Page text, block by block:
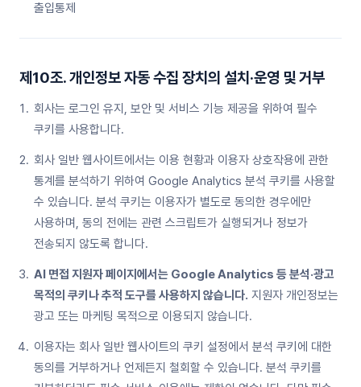
출입통제
제10조. 개인정보 자동 수집 장치의 설치·운영 및 거부
회사는 로그인 유지, 보안 및 서비스 기능 제공을 위하여 필수
쿠키를 사용합니다.
회사 일반 웹사이트에서는 이용 현황과 이용자 상호작용에 관한
통계를 분석하기 위하여 Google Analytics 분석 쿠키를 사용할
수 있습니다. 분석 쿠키는 이용자가 별도로 동의한 경우에만
사용하며, 동의 전에는 관련 스크립트가 실행되거나 정보가
전송되지 않도록 합니다.
AI 면접 지원자 페이지에서는 Google Analytics 등 분석·광고
목적의 쿠키나 추적 도구를 사용하지 않습니다. 지원자 개인정보는
광고 또는 마케팅 목적으로 이용되지 않습니다.
이용자는 회사 일반 웹사이트의 쿠키 설정에서 분석 쿠키에 대한
동의를 거부하거나 언제든지 철회할 수 있습니다. 분석 쿠키를